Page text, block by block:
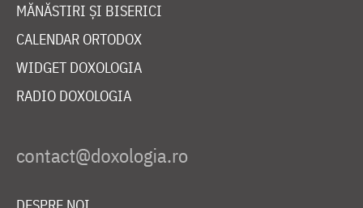
MĂNĂSTIRI ȘI BISERICI
CALENDAR ORTODOX
WIDGET DOXOLOGIA
RADIO DOXOLOGIA